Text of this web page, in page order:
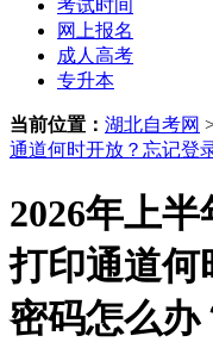
考试时间
网上报名
成人高考
专升本
当前位置： 湖北自考网
通道何时开放？忘记登
2026年上
打印通道何
密码怎么办